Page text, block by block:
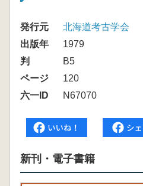
発行元
北海道考古学会
出版年
1979
判
B5
ページ
120
六一ID
N67070
新刊・電子書籍